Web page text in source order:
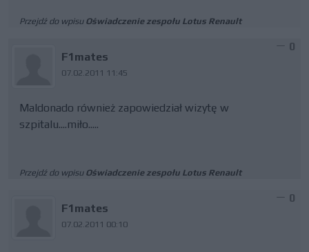
Przejdź do wpisu Oświadczenie zespołu Lotus Renault
F1mates
07.02.2011 11:45
0
Maldonado również zapowiedział wizytę w
szpitalu....miło.....
Przejdź do wpisu Oświadczenie zespołu Lotus Renault
F1mates
07.02.2011 00:10
0